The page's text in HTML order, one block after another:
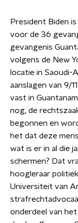
President Biden
voor de 36
gevangenis
volgens de New
locatie in Saoudi-
aanslagen van 9/
vast in
nog, de
begonnen en
het dat deze
wat is er in al die
schermen? Dat
hoogleraar
Universiteit van
onderdeel van het